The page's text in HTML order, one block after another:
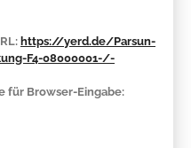
https://yerd.de/Parsun-
F4-08000001-/-
für Browser-Eingabe: